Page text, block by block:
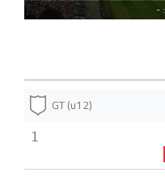
GT (u12)
1